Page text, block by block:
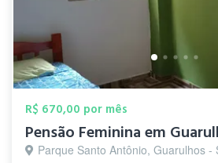
R$ 670,00 por mês
Pensão Feminina em
Parque Santo Antônio, Guarulhos -